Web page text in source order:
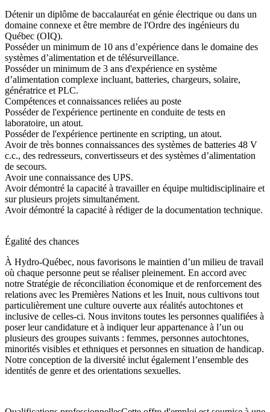
Détenir un diplôme de baccalauréat en génie électrique ou dans un
domaine connexe et être membre de l'Ordre des ingénieurs du
Québec (OIQ).
Posséder un minimum de 10 ans d’expérience dans le domaine des
systèmes d’alimentation et de télésurveillance.
Posséder un minimum de 3 ans d'expérience en système
d’alimentation complexe incluant, batteries, chargeurs, solaire,
génératrice et PLC.
Compétences et connaissances reliées au poste
Posséder de l'expérience pertinente en conduite de tests en
laboratoire, un atout.
Posséder de l'expérience pertinente en scripting, un atout.
Avoir de très bonnes connaissances des systèmes de batteries 48 V
c.c., des redresseurs, convertisseurs et des systèmes d’alimentation
de secours.
Avoir une connaissance des UPS.
Avoir démontré la capacité à travailler en équipe multidisciplinaire et
sur plusieurs projets simultanément.
Avoir démontré la capacité à rédiger de la documentation technique.
Égalité des chances
À Hydro-Québec, nous favorisons le maintien d’un milieu de travail
où chaque personne peut se réaliser pleinement. En accord avec
notre Stratégie de réconciliation économique et de renforcement des
relations avec les Premières Nations et les Inuit, nous cultivons tout
particulièrement une culture ouverte aux réalités autochtones et
inclusive de celles-ci. Nous invitons toutes les personnes qualifiées à
poser leur candidature et à indiquer leur appartenance à l’un ou
plusieurs des groupes suivants : femmes, personnes autochtones,
minorités visibles et ethniques et personnes en situation de handicap.
Notre conception de la diversité inclut également l’ensemble des
identités de genre et des orientations sexuelles.